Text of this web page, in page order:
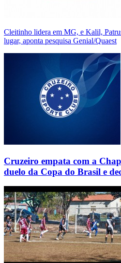
Cleitinho lidera em MG, e Kalil,
lugar, aponta pesquisa Genial/Quaest
Cruzeiro empata com a
duelo da Copa do Brasil e